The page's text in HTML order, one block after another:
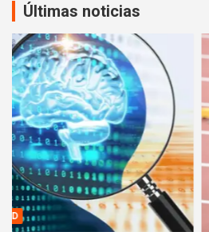
Últimas noticias
DEPORTE INTERNACIONALES